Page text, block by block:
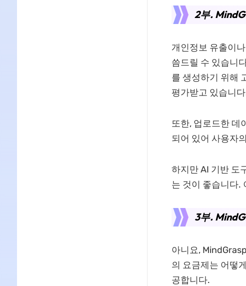
2부.
개인정보 유출이
씀드릴 수 있습니
를 생성하기 위해
평가받고 있습니
또한, 업로드한 데
되어 있어 사용자
하지만 AI 기반 도
는 것이 좋습니다.
3부.
아니요,
의 요금제는 어떻
공합니다.